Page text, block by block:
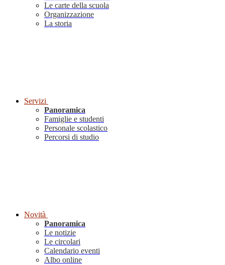
Le carte della scuola
Organizzazione
La storia
Servizi
Panoramica
Famiglie e studenti
Personale scolastico
Percorsi di studio
Novità
Panoramica
Le notizie
Le circolari
Calendario eventi
Albo online